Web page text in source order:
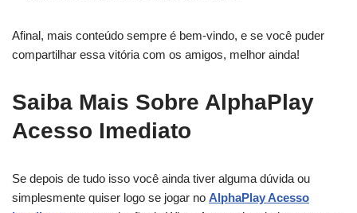
Afinal, mais conteúdo sempre é bem-vindo, e se você puder
compartilhar essa vitória com os amigos, melhor ainda!
Saiba Mais Sobre AlphaPlay
Acesso Imediato
Se depois de tudo isso você ainda tiver alguma dúvida ou
simplesmente quiser logo se jogar no AlphaPlay Acesso